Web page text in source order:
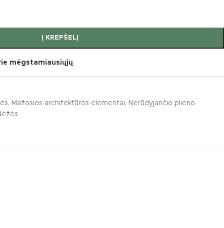
Į KREPŠELĮ
mėgstamiausiųjų
, Mažosios architektūros elementai, Nerūdyjančio plieno